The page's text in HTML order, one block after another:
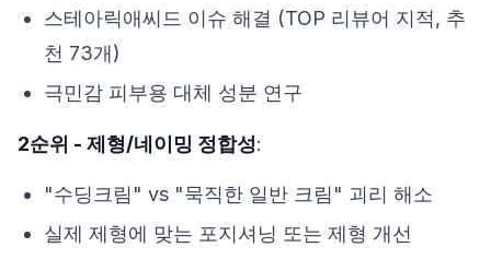
스테아릭애씨드 이슈 해결 (TOP 리뷰어 지적, 추
천 73개)
극민감 피부용 대체 성분 연구
2순위 - 제형/네이밍 정합성:
"수딩크림" vs "묵직한 일반 크림" 괴리 해소
실제 제형에 맞는 포지셔닝 또는 제형 개선